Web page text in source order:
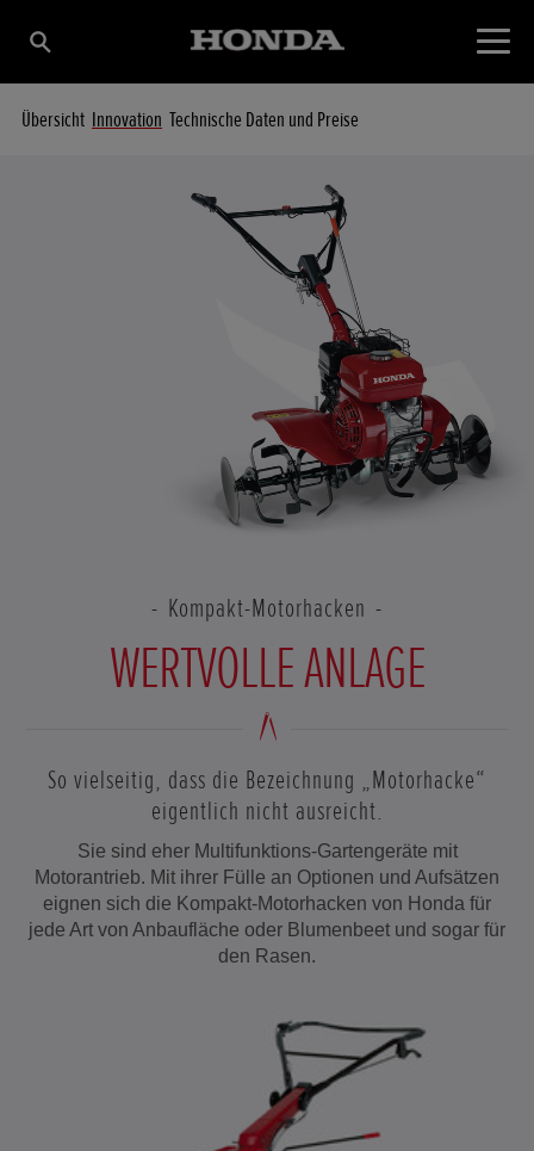
Übersicht Innovation Technische Daten und Preise
Kompakt-Motorhacken
WERTVOLLE ANLAGE
So vielseitig, dass die Bezeichnung „Motorhacke“
eigentlich nicht ausreicht.
Sie sind eher Multifunktions-Gartengeräte mit
Motorantrieb. Mit ihrer Fülle an Optionen und Aufsätzen
eignen sich die Kompakt-Motorhacken von Honda für
jede Art von Anbaufläche oder Blumenbeet und sogar für
den Rasen.